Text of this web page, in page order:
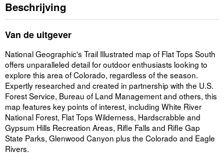
Beschrijving
Van de uitgever
National Geographic's Trail Illustrated map of Flat Tops South
offers unparalleled detail for outdoor enthusiasts looking to
explore this area of Colorado, regardless of the season.
Expertly researched and created in partnership with the U.S.
Forest Service, Bureau of Land Management and others, this
map features key points of interest, including White River
National Forest, Flat Tops Wilderness, Hardscrabble and
Gypsum Hills Recreation Areas, Rifle Falls and Rifle Gap
State Parks, Glenwood Canyon plus the Colorado and Eagle
Rivers.